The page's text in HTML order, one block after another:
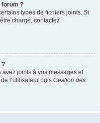
forum ?
types de fichiers joints. Si
chargé, contactez
?
joints à vos messages et
l’utilisateur puis Gestion des